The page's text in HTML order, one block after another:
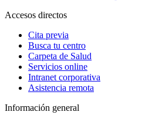
Accesos directos
Cita previa
Busca tu centro
Carpeta de Salud
Servicios online
Intranet corporativa
Asistencia remota
Información general